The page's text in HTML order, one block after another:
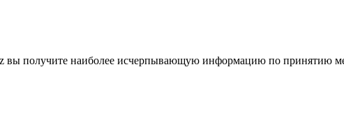
вы получите наиболее исчерпывающую информацию по принятию